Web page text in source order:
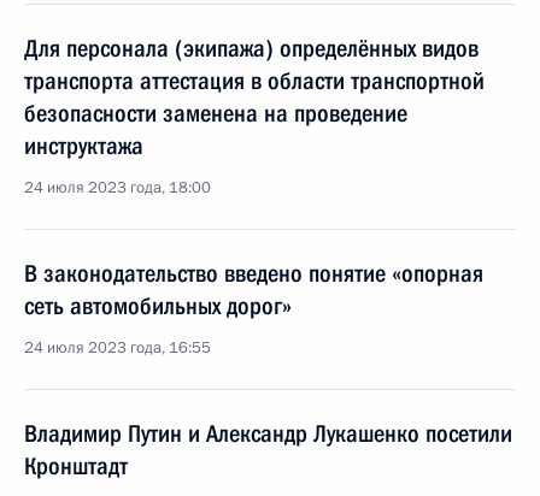
Для персонала (экипажа) определённых видов
транспорта аттестация в области транспортной
безопасности заменена на проведение
инструктажа
24 июля 2023 года, 18:00
В законодательство введено понятие «опорная
сеть автомобильных дорог»
24 июля 2023 года, 16:55
Владимир Путин и Александр Лукашенко посетили
Кронштадт